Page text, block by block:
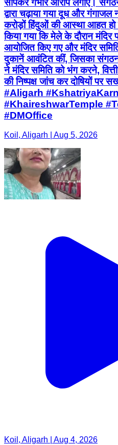
द्वारा चढ़ाया गया दूध और गंगाजल
करोड़ों हिंदुओं की आस्था आहत हो
किया गया कि मेले के दौरान
आयोजित किए गए और मंदिर
दुकानें आवंटित कीं, जिसका
ने मंदिर समिति को भंग करने,
की निष्पक्ष जांच कर दोषियों पर
#Aligarh
#KhaireshwarTemple
#DMOffice
Koil, Aligarh | Aug 5, 2026
Koil, Aligarh | Aug 4, 2026